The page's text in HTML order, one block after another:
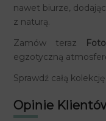
nawet biurze,
z naturą.
Zamów teraz
egzotyczną
Sprawdź całą kolekcję
Opinie